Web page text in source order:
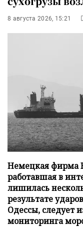
8 августа 2026, 15:21
Немецкая фирма
работавшая в
лишилась
результате
Одессы, следует
мониторинга